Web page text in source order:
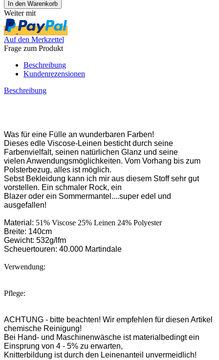
Weiter mit
Auf den Merkzettel
Frage zum Produkt
Beschreibung
Kundenrezensionen
Beschreibung
Was für eine Fülle an wunderbaren Farben!
Dieses edle Viscose-Leinen besticht durch seine
Farbenvielfalt, seinen natürlichen Glanz und seine
vielen Anwendungsmöglichkeiten. Vom Vorhang bis zum
Polsterbezug, alles ist möglich.
Sebst Bekleidung kann ich mir aus diesem Stoff sehr gut
vorstellen. Ein schmaler Rock, ein
Blazer oder ein Sommermantel....super edel und
ausgefallen!
Material: 51% Viscose 25% Leinen 24% Polyester
Breite: 140cm
Gewicht: 532g/lfm
Scheuertouren: 40.000 Martindale
Verwendung:
Pflege:
ACHTUNG - bitte beachten! Wir empfehlen für diesen Artikel
chemische Reinigung!
Bei Hand- und Maschinenwäsche ist materialbedingt ein
Einsprung von 4 - 5% zu erwarten,
Knitterbildung ist durch den Leinenanteil unvermeidlich!